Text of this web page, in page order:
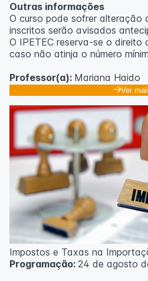
Outras informações
O curso pode sofrer alteração
inscritos serão avisados
O IPETEC reserva-se o direito
caso não atinja o número
Professor(a): Mariana Haido
Ver
Impostos e Taxas na
Programação: 24 de agosto